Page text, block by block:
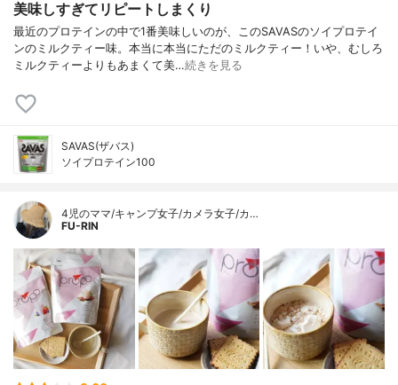
美味しすぎてリピートしまくり
最近のプロテインの中で1番美味しいのが、このSAVASのソイプロテイ
ンのミルクティー味。本当に本当にただのミルクティー！いや、むしろ
ミルクティーよりもあまくて美…続きを見る
SAVAS(ザバス)
ソイプロテイン100
4児のママ/キャンプ女子/カメラ女子/カ…
FU-RIN